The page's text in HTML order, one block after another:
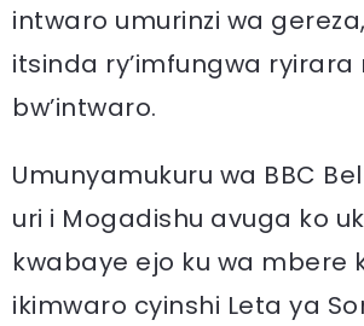
intwaro umurinzi wa
itsinda ry’imfungwa ryirara
bw’intwaro.
Umunyamukuru wa BBC
uri i Mogadishu avuga ko
kwabaye ejo ku wa mbere
ikimwaro cyinshi Leta ya